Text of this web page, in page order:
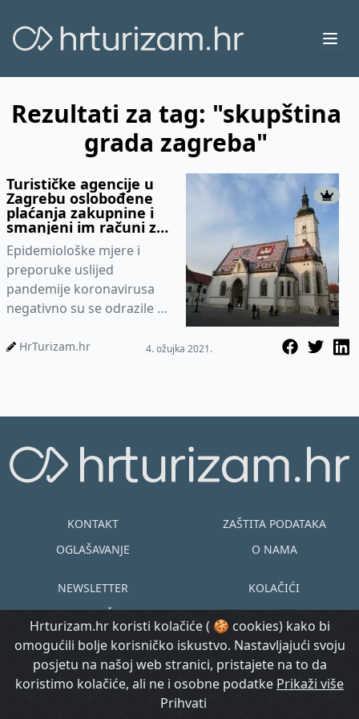
Rezultati za tag: "skupština
grada zagreba"
Turističke agencije u
Zagrebu oslobođene
plaćanja zakupnine i
smanjeni im računi za
komunalnu naknadu
Epidemiološke mjere i
preporuke uslijed
pandemije koronavirusa
negativno su se odrazile na
ugostitelja i zaposlenika u
HrTurizam.hr 4. ožujka 2021.
Hrturizam.hr koristi kolačiće ( 🍪 cookies) kako bi
omogućili bolje korisničko iskustvo. Nastavljajući svoju
posjetu na našoj web stranici, pristajete na to da
koristimo kolačiće, ali ne i osobne podatke Prikaži više
Prihvati
KONTAKT
OGLAŠAVANJE
ZAŠTITA PODATAKA
O NAMA
NEWSLETTER
UVJETI KORIŠTENJA
KOLAČIĆI
EN HR
© Copyright
2015.-2026.
@ Created by
Morgan Code
Prijavi se